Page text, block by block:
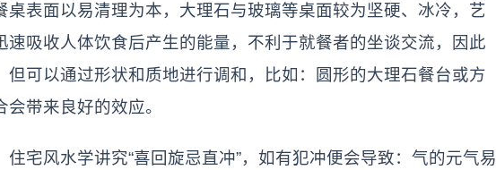
桌表面以易清理为本，大理石与玻璃等桌面较为坚硬、冰冷，艺
速吸收人体饮食后产生的能量，不利于就餐者的坐谈交流，因此
但可以通过形状和质地进行调和，比如：圆形的大理石餐台或方
带来良好的效应。
住宅风水学讲究“喜回旋忌直冲”，如有犯冲便会导致：气的元气易